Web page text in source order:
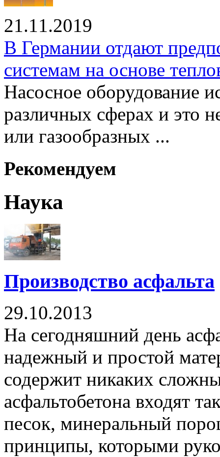
21.11.2019
В Германии отдают
системам на основе
Насосное оборудование
различных сферах и это
или газообразных ...
Рекомендуем
Наука
Производство асфальта
29.10.2013
На сегодняшний день
надежный и простой
содержит никаких
асфальтобетона входят
песок, минеральный
принципы, которыми